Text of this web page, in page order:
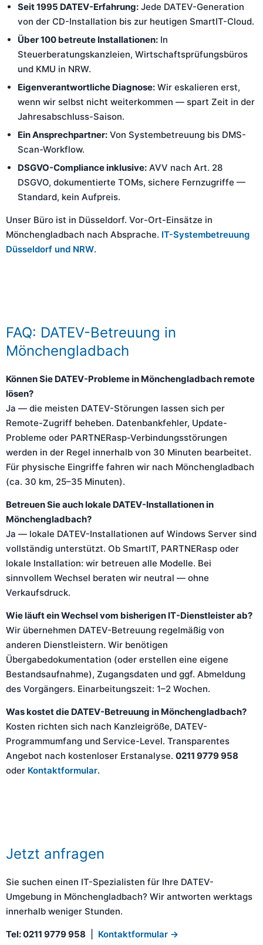
Seit 1995 DATEV-Erfahrung: Jede DATEV-Generation
von der CD-Installation bis zur heutigen SmartIT-Cloud.
Über 100 betreute Installationen: In
Steuerberatungskanzleien, Wirtschaftsprüfungsbüros
und KMU in NRW.
Eigenverantwortliche Diagnose: Wir eskalieren erst,
wenn wir selbst nicht weiterkommen — spart Zeit in der
Jahresabschluss-Saison.
Ein Ansprechpartner: Von Systembetreuung bis DMS-
Scan-Workflow.
DSGVO-Compliance inklusive: AVV nach Art. 28
DSGVO, dokumentierte TOMs, sichere Fernzugriffe —
Standard, kein Aufpreis.
Unser Büro ist in Düsseldorf. Vor-Ort-Einsätze in
Mönchengladbach nach Absprache. IT-Systembetreuung
Düsseldorf und NRW.
FAQ: DATEV-Betreuung in
Mönchengladbach
Können Sie DATEV-Probleme in Mönchengladbach remote
lösen?
Ja — die meisten DATEV-Störungen lassen sich per
Remote-Zugriff beheben. Datenbankfehler, Update-
Probleme oder PARTNERasp-Verbindungsstörungen
werden in der Regel innerhalb von 30 Minuten bearbeitet.
Für physische Eingriffe fahren wir nach Mönchengladbach
(ca. 30 km, 25–35 Minuten).
Betreuen Sie auch lokale DATEV-Installationen in
Mönchengladbach?
Ja — lokale DATEV-Installationen auf Windows Server sind
vollständig unterstützt. Ob SmartIT, PARTNERasp oder
lokale Installation: wir betreuen alle Modelle. Bei
sinnvollem Wechsel beraten wir neutral — ohne
Verkaufsdruck.
Wie läuft ein Wechsel vom bisherigen IT-Dienstleister ab?
Wir übernehmen DATEV-Betreuung regelmäßig von
anderen Dienstleistern. Wir benötigen
Übergabedokumentation (oder erstellen eine eigene
Bestandsaufnahme), Zugangsdaten und ggf. Abmeldung
des Vorgängers. Einarbeitungszeit: 1–2 Wochen.
Was kostet die DATEV-Betreuung in Mönchengladbach?
Kosten richten sich nach Kanzleigröße, DATEV-
Programmumfang und Service-Level. Transparentes
Angebot nach kostenloser Erstanalyse. 0211 9779 958
oder Kontaktformular.
Jetzt anfragen
Sie suchen einen IT-Spezialisten für Ihre DATEV-
Umgebung in Mönchengladbach? Wir antworten werktags
innerhalb weniger Stunden.
Tel: 0211 9779 958 Kontaktformular →